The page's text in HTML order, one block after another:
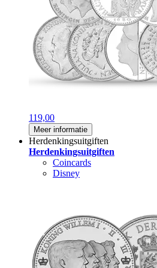
119,00
Meer informatie
Herdenkingsuitgiften
Herdenkingsuitgiften
Coincards
Disney